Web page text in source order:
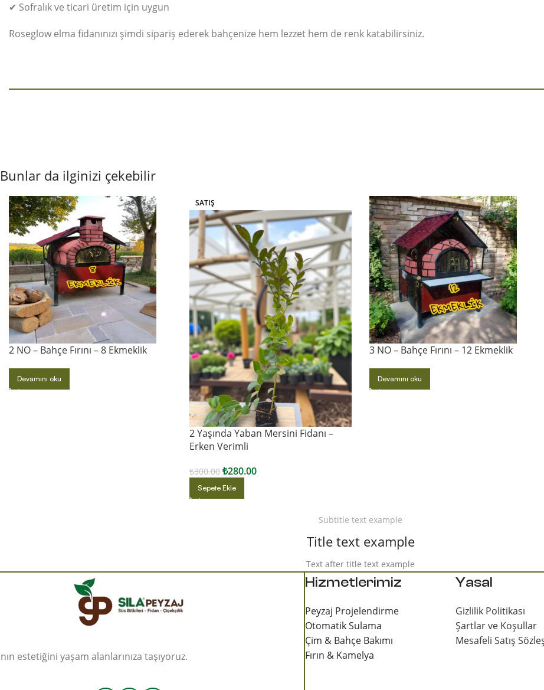
✔ Sofralık ve ticari üretim için uygun
Roseglow elma fidanınızı şimdi sipariş ederek bahçenize hem lezzet hem de renk katabilirsiniz.
Bunlar da ilginizi çekebilir
2 NO – Bahçe Fırını – 8 Ekmeklik
Devamını oku
SATIŞ
2 Yaşında Yaban Mersini Fidanı –
Erken Verimli
₺300.00 ₺280.00
Sepete Ekle
3 NO – Bahçe Fırını – 12 Ekmeklik
Devamını oku
Subtitle text example
Title text example
Text after title text example
estetiğini yaşam alanlarınıza taşıyoruz.
Hizmetlerimiz
Peyzaj Projelendirme
Otomatik Sulama
Çim & Bahçe Bakımı
Fırın & Kamelya
Yasal
Gizlilik Politikası
Şartlar ve Koşullar
Mesafeli Satış